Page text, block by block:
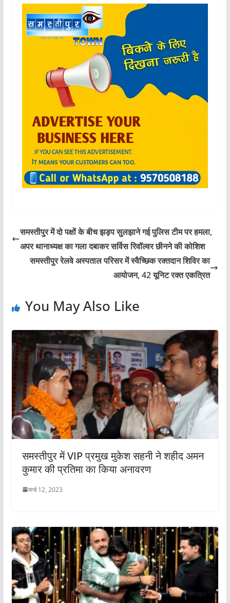
समस्तीपुर में दो पक्षों के बीच झड़प सुलझाने गई पुलिस टीम पर हमला,
अपर थानाध्यक्ष का गला दबाकर सर्विस रिवॉल्वर छीनने की कोशिश
समस्तीपुर रेलवे अस्पताल परिसर में स्वैच्छिक रक्तदान शिविर का
आयोजन, 42 यूनिट रक्त एकत्रित
You May Also Like
समस्तीपुर में VIP प्रमुख मुकेश सहनी ने शहीद अमन
कुमार की प्रतिमा का किया अनावरण
मार्च 12, 2023